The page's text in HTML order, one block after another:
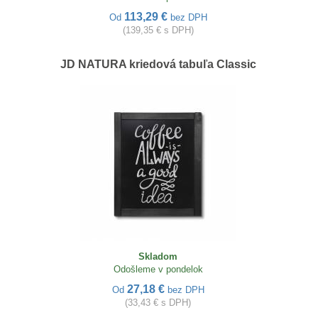
Od 113,29 € bez DPH
(139,35 € s DPH)
JD NATURA kriedová tabuľa Classic
Skladom
Odošleme v pondelok
Od 27,18 € bez DPH
(33,43 € s DPH)